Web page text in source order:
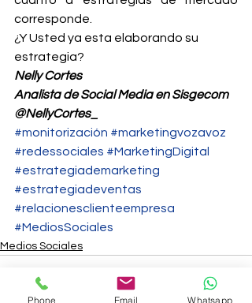
corresponde.
¿Y Usted ya esta elaborando su
estrategia?
Nelly Cortes
Analista de Social Media en Sisgecom
@NellyCortes_
#monitorización #marketingvozavoz
#redessociales #MarketingDigital
#estrategiademarketing
#estrategiadeventas
#relacionesclienteempresa
#MediosSociales
Medios Sociales
Phone Email Whatsapp